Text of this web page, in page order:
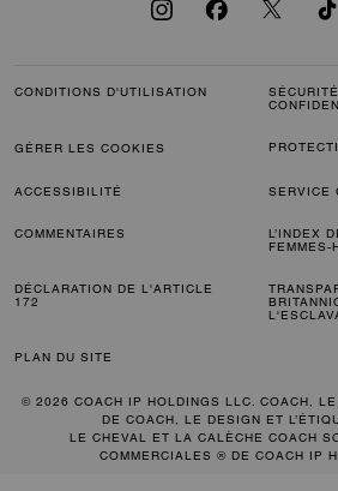
CONDITIONS D'UTILISATION
GÉRER LES COOKIES
ACCESSIBILITÉ SERVICE
COMMENTAIRES
L’INDEX
FEMMES-
DÉCLARATION DE L'ARTICLE
172
PLAN DU SITE
© 2026 COACH IP HOLDINGS LLC. COACH,
DE COACH, LE DESIGN ET
LE CHEVAL ET LA CALÈCHE COACH
COMMERCIALES ® DE COACH IP